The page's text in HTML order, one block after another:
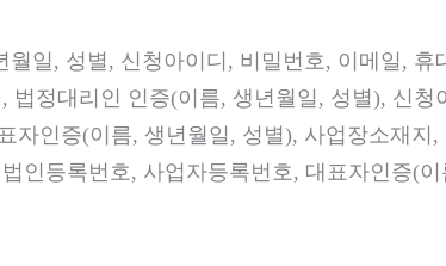
월일, 성별, 신청아이디, 비밀번호, 이메일,
법정대리인 인증(이름, 생년월일, 성별), 신
자인증(이름, 생년월일, 성별), 사업장소재
인등록번호, 사업자등록번호, 대표자인증(